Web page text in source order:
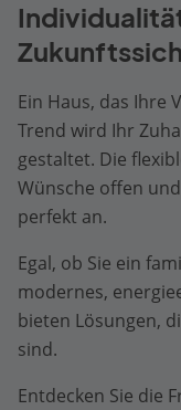
Ein Haus, das Ihre
Trend wird Ihr
gestaltet. Die
Wünsche offen
perfekt an.
Egal, ob Sie ein
modernes,
bieten Lösungen,
sind.
Entdecken Sie die